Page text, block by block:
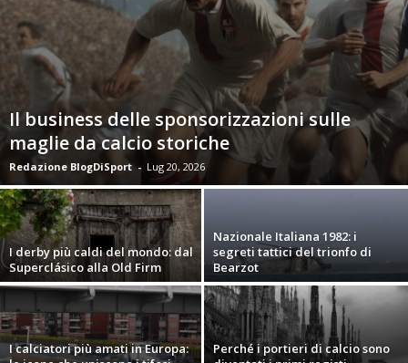
Il business delle sponsorizzazioni sulle
maglie da calcio storiche
Redazione BlogDiSport - Lug 20, 2026
I derby più caldi del mondo: dal
Superclásico alla Old Firm
Nazionale Italiana 1982: i
segreti tattici del trionfo di
Bearzot
I calciatori più amati in Europa:
Perché i portieri di calcio sono